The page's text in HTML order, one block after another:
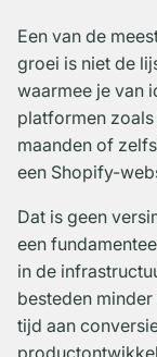
Een van de
groei is niet de
waarmee je van
platformen
maanden of
een Shopify-
Dat is geen
een
in de
besteden
tijd aan